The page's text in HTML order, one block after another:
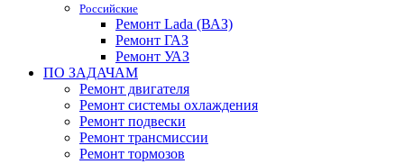
Российские
Ремонт Lada (ВАЗ)
Ремонт ГАЗ
Ремонт УАЗ
ПО ЗАДАЧАМ
Ремонт двигателя
Ремонт системы охлаждения
Ремонт подвески
Ремонт трансмиссии
Ремонт тормозов